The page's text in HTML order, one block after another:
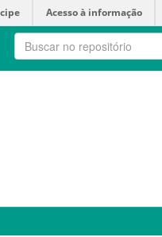
Acesso à informação